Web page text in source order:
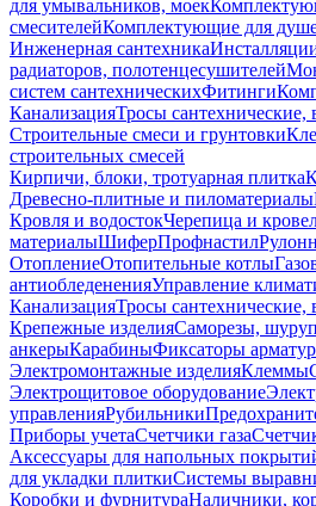
для умывальников, моек
смесителейКомплектующие для
Инженерная сантехника
радиаторов, полотенцесушителей
систем сантехническихФитинги
КанализацияТросы сантехнические,
Строительные смеси и грунтовки
строительных смесей
Кирпичи, блоки, тротуарная плитка
Древесно-плитные и пиломатериалы
Кровля и водостокЧерепица и
материалыШиферПрофнастил
ОтоплениеОтопительные котлы
антиобледененияУправление
КанализацияТросы сантехнические,
Крепежные изделияСаморезы,
анкерыКарабиныФиксаторы
Электромонтажные изделияКлеммы
Электрощитовое оборудование
управленияРубильники
Приборы учетаСчетчики газа
Аксессуары для напольных
для укладки плиткиСистемы
Коробки и фурнитураНаличники,